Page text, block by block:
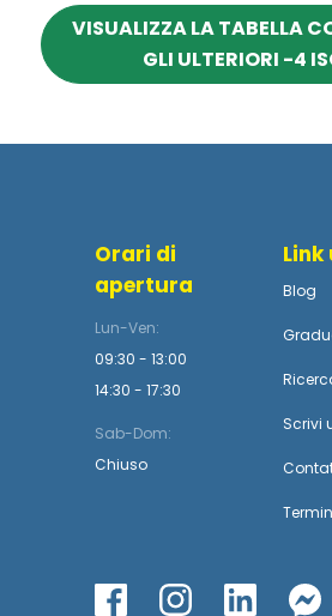
VISUALIZZA LA TABELLA
GLI ULTERIORI -4
Orari di
apertura
Lun-Ven:
09:30 - 13:00
14:30 - 17:30
Sab-Dom:
Chiuso
Blog
Scrivi